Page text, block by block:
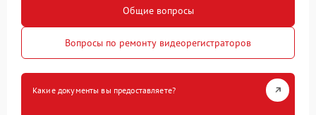
Общие вопросы
Вопросы по ремонту видеорегистраторов
Какие документы вы предоставляете?